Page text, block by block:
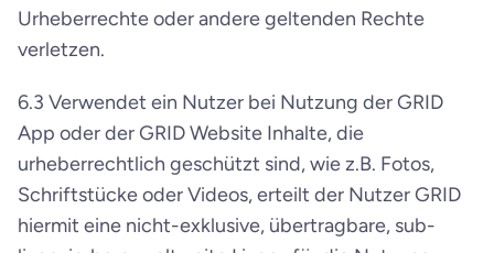
Urheberrechte oder andere geltenden Rechte
verletzen.
6.3 Verwendet ein Nutzer bei Nutzung der GRID
App oder der GRID Website Inhalte, die
urheberrechtlich geschützt sind, wie z.B. Fotos,
Schriftstücke oder Videos, erteilt der Nutzer GRID
hiermit eine nicht-exklusive, übertragbare, sub-